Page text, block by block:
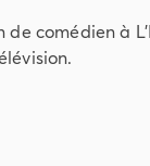
comédien à